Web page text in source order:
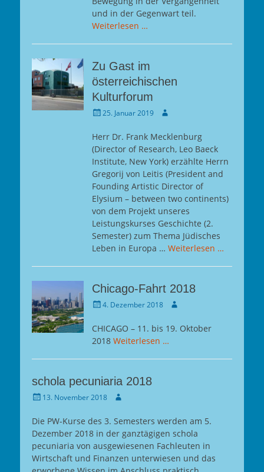
und in der Gegenwart teil.
Weiterlesen …
Zu Gast im
österreichischen
Kulturforum
Gepostet
25. Januar 2019 Autor
Herr Dr. Frank Mecklenburg
(Director of Research, Leo Baeck
Institute, New York) erzählte Herrn
Gregorij von Leitis (President and
Founding Artistic Director of
Elysium – between two continents)
von dem Projekt unseres
Leistungskurses Geschichte (2.
Semester) zum Thema Jüdisches
Leben in Europa … Weiterlesen …
Chicago-Fahrt 2018
Gepostet
4. Dezember 2018 Autor
CHICAGO – 11. bis 19. Oktober
2018 Weiterlesen …
schola pecuniaria 2018
Gepostet
13. November 2018 Autor
Die PW-Kurse des 3. Semesters werden am 5.
Dezember 2018 in der ganztägigen schola
pecuniaria von ausgewiesenen Fachleuten in
Wirtschaft und Finanzen unterwiesen und das